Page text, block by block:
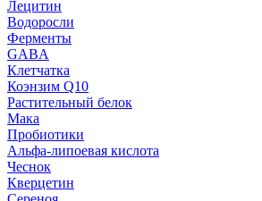
Лецитин
Водоросли
Ферменты
GABA
Клетчатка
Коэнзим Q10
Растительный белок
Мака
Пробиотики
Альфа-липоевая кислота
Чеснок
Кверцетин